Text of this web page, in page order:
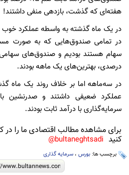
هفته‌ای که گذشت، بازدهی منفی داشتند!
در یک ماه گذشته به واسطه عملکرد خوب
در تمامی صندوق‌هایی که به صورت
درصدی، بهترین‌های یک ماهه بودند.
در سه‌ماهه اما بر خلاف روند یک ماه
عملکرد ضعیفی داشتند و صدرنشین
سرمایه‌گذاری با درآمد ثابت بودند.
برای مشاهده مطالب اقتصادی ما را در
کنید bultaneghtsadi@
برچسب ها: بورس ، سرمایه گذاری